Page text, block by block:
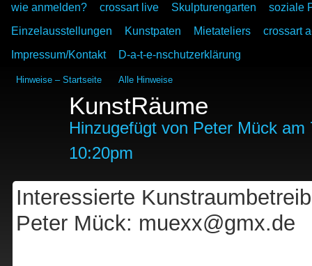
wie anmelden?
crossart live Skulpturengarten
soziale
Einzelausstellungen
Kunstpaten Mietateliers
crossart
Impressum/Kontakt
D-a-t-e-nschutzerklärung
Hinweise – Startseite Alle Hinweise
KunstRäume
Hinzugefügt von Peter Mückam
10:20pm
Interessierte
Peter Mück: muexx@gmx.de